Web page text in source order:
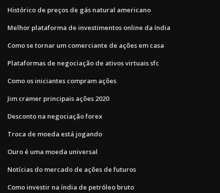
Histórico de preços de gás natural americano
Melhor plataforma de investimentos online da índia
Como se tornar um comerciante de ações em casa
Plataformas de negociação de ativos virtuais sfc
Como os iniciantes compram ações
Jim cramer principais ações 2020
Desconto na negociação forex
Troca de moeda está jogando
Ouro é uma moeda universal
Notícias do mercado de ações de futuros
Como investir na índia de petróleo bruto